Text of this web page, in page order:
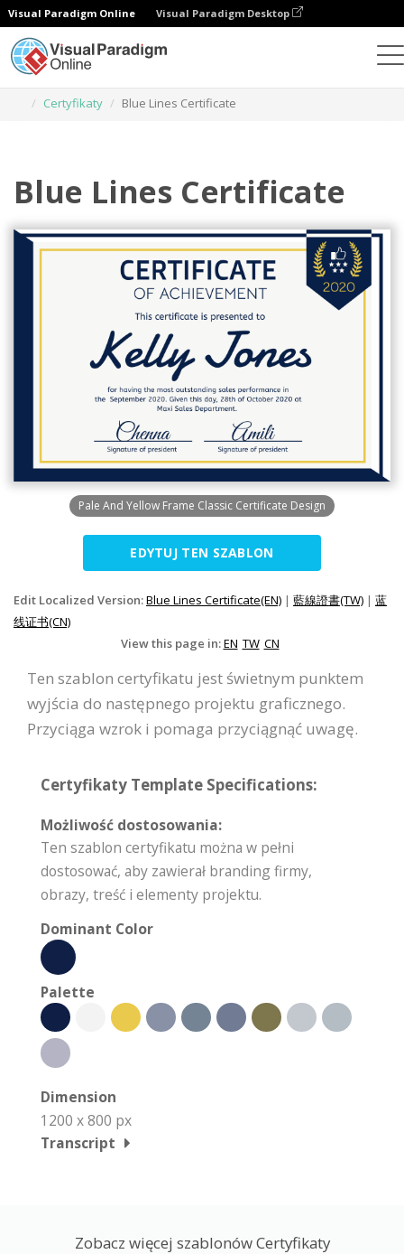
Visual Paradigm Online Visual Paradigm Desktop
Certyfikaty
Blue Lines Certificate
Blue Lines Certificate
Pale And Yellow Frame Classic Certificate Design
EDYTUJ TEN SZABLON
Edit Localized Version:Blue Lines Certificate(EN) | 藍線證書(TW) | 蓝
线证书(CN)
View this page in:EN TW CN
Ten szablon certyfikatu jest świetnym punktem
wyjścia do następnego projektu graficznego.
Przyciąga wzrok i pomaga przyciągnąć uwagę.
Certyfikaty Template Specifications:
Możliwość dostosowania:
Ten szablon certyfikatu można w pełni
dostosować, aby zawierał branding firmy,
obrazy, treść i elementy projektu.
Dominant Color
Palette
Dimension
1200 x 800 px
Transcript
Zobacz więcej szablonów Certyfikaty